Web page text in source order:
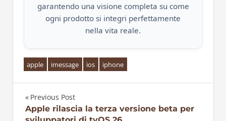
garantendo una visione completa su come
ogni prodotto si integri perfettamente
nella vita reale.
apple imessage ios iphone
Navigazione
Previous Post
Apple rilascia la terza versione beta per